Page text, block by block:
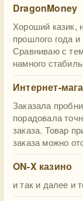
DragonMoney
Хороший казик,
прошлого года
Сравниваю с
намного
Интернет-
Заказала
порадовала
заказа. Товар
заказа можно
ON-X казино
и так и далее и